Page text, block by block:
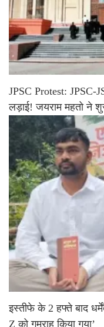
JPSC Protest: JPSC-
लड़ाई! जयराम महतो ने
इस्तीफे के 2 हफ्ते बाद
Z को गुमराह किया गया’